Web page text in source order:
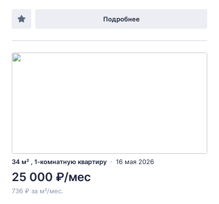
Подробнее
34 м² , 1-комнатную квартиру 16 мая 2026
25 000 ₽/мес
736 ₽ за м²/мес.